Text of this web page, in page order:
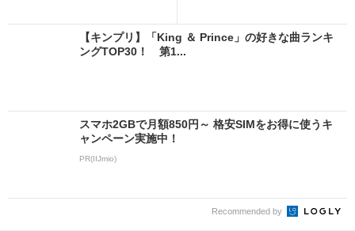
【キンプリ】「King ＆ Prince」の好きな曲ランキ
ングTOP30！ 第1...
スマホ2GBで月額850円～ 格安SIMをお得に使うキ
ャンペーン実施中！
PR(IIJmio)
Recommended by